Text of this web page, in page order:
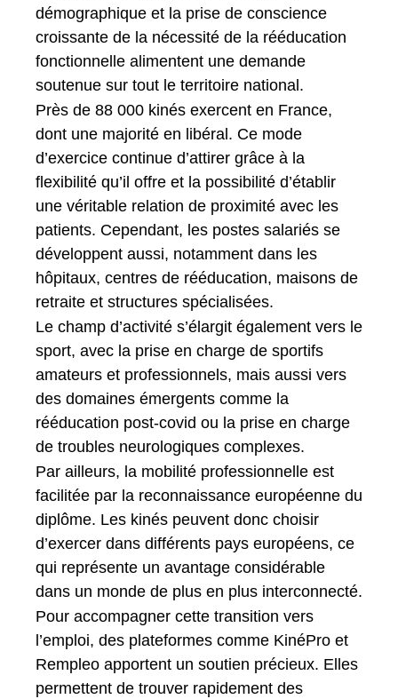
démographique et la prise de conscience
croissante de la nécessité de la rééducation
fonctionnelle alimentent une demande
soutenue sur tout le territoire national.
Près de 88 000 kinés exercent en France,
dont une majorité en libéral. Ce mode
d’exercice continue d’attirer grâce à la
flexibilité qu’il offre et la possibilité d’établir
une véritable relation de proximité avec les
patients. Cependant, les postes salariés se
développent aussi, notamment dans les
hôpitaux, centres de rééducation, maisons de
retraite et structures spécialisées.
Le champ d’activité s’élargit également vers le
sport, avec la prise en charge de sportifs
amateurs et professionnels, mais aussi vers
des domaines émergents comme la
rééducation post-covid ou la prise en charge
de troubles neurologiques complexes.
Par ailleurs, la mobilité professionnelle est
facilitée par la reconnaissance européenne du
diplôme. Les kinés peuvent donc choisir
d’exercer dans différents pays européens, ce
qui représente un avantage considérable
dans un monde de plus en plus interconnecté.
Pour accompagner cette transition vers
l’emploi, des plateformes comme KinéPro et
Rempleo apportent un soutien précieux. Elles
permettent de trouver rapidement des